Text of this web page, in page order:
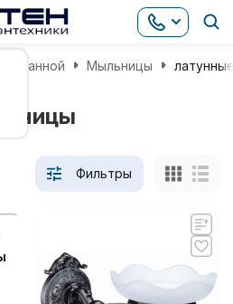
ванной Мыльницы
Фильтры